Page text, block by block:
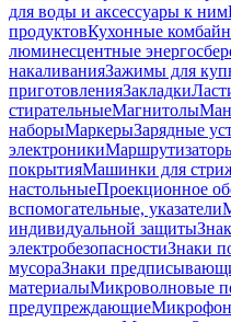
для воды и аксессуары к ним
продуктовКухонные
люминесцентные
накаливанияЗажимы для
приготовленияЗакладки
стирательныеМагнитолы
наборыМаркерыЗарядные
электроники
покрытияМашинки для
настольныеПроекционное
вспомогательные, указатели
индивидуальной защиты
электробезопасностиЗнаки
мусораЗнаки
материалыМикроволновые
предупреждающие